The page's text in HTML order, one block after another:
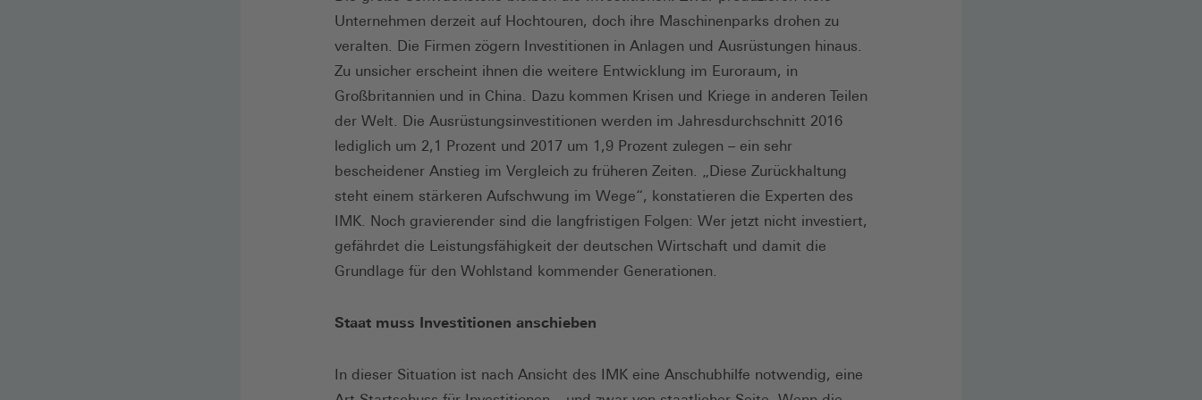
Unternehmen derzeit auf Hochtouren, doch ihre Maschinenparks drohen zu
veralten. Die Firmen zögern Investitionen in Anlagen und Ausrüstungen hinaus.
Zu unsicher erscheint ihnen die weitere Entwicklung im Euroraum, in
Großbritannien und in China. Dazu kommen Krisen und Kriege in anderen Teilen
der Welt. Die Ausrüstungsinvestitionen werden im Jahresdurchschnitt 2016
lediglich um 2,1 Prozent und 2017 um 1,9 Prozent zulegen – ein sehr
bescheidener Anstieg im Vergleich zu früheren Zeiten. „Diese Zurückhaltung
steht einem stärkeren Aufschwung im Wege“, konstatieren die Experten des
IMK. Noch gravierender sind die langfristigen Folgen: Wer jetzt nicht investiert,
gefährdet die Leistungsfähigkeit der deutschen Wirtschaft und damit die
Grundlage für den Wohlstand kommender Generationen.
Staat muss Investitionen anschieben
In dieser Situation ist nach Ansicht des IMK eine Anschubhilfe notwendig, eine